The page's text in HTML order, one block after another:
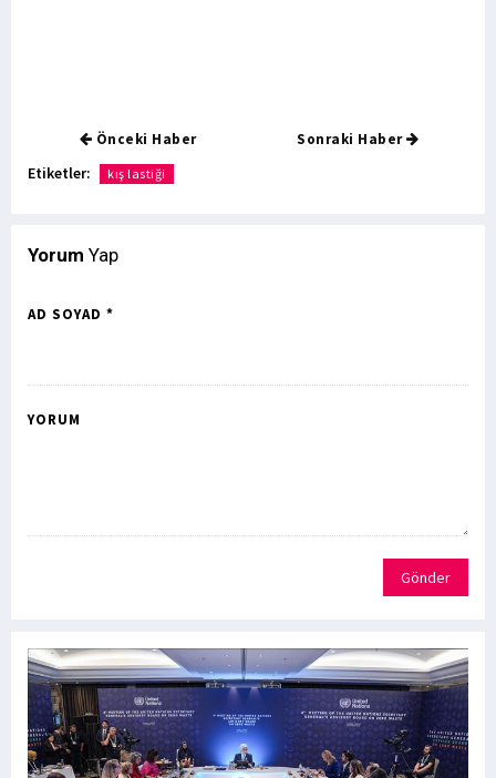
Önceki Haber Sonraki Haber
Etiketler: kış lastiği
Yorum Yap
AD SOYAD *
YORUM
Gönder